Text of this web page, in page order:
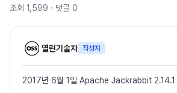
조회 1,599 · 댓글 0
열린기술자 작성자
2017년 6월 1일 Apache Jackrabbit 2.14.1